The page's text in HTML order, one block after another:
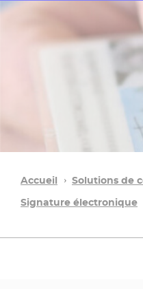
Accueil
Solutions de
Signature électronique